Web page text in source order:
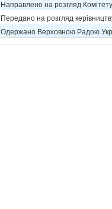
Направлено на розгляд Комітету
Передано на розгляд
Одержано Верховною Радою